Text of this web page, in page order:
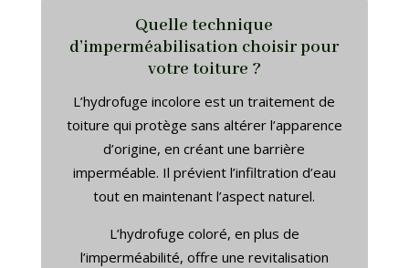
Quelle technique
d’imperméabilisation choisir pour
votre toiture ?
L’hydrofuge incolore est un traitement de
toiture qui protège sans altérer l’apparence
d’origine, en créant une barrière
imperméable. Il prévient l’infiltration d’eau
tout en maintenant l’aspect naturel.
L’hydrofuge coloré, en plus de
l’imperméabilité, offre une revitalisation